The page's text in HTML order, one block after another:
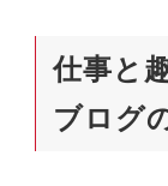
仕事と
ブログ